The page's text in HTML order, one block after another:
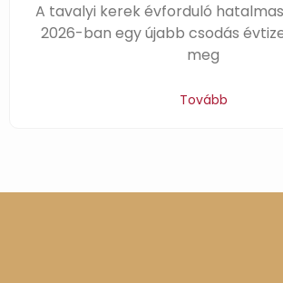
A tavalyi kerek évforduló
2026-ban egy újabb csodás
meg
Tovább